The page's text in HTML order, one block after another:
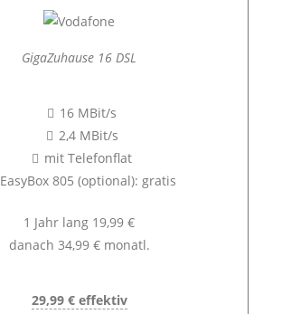
GigaZuhause 16 DSL
16 MBit/s
2,4 MBit/s
mit Telefonflat
EasyBox 805 (optional): gratis
1 Jahr lang 19,99 €
danach 34,99 € monatl.
29,99 € effektiv